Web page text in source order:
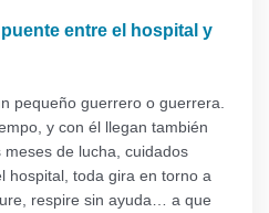
entre el hospital y
pequeño guerrero o guerrera.
y con él llegan también
de lucha, cuidados
hospital, toda gira en torno a
respire sin ayuda… a que